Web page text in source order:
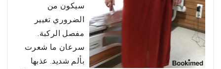
سيكون من
الضروري تغيير
مفصل الركبة.
سرعان ما شعرت
بألم شديد. عذبها